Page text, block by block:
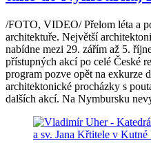
/FOTO, VIDEO/ Přelom léta a
architektuře. Největší
nabídne mezi 29. zářím až 5.
přístupných akcí po celé České
program pozve opět na exkurze
architektonické procházky s
dalších akcí. Na Nymbursku